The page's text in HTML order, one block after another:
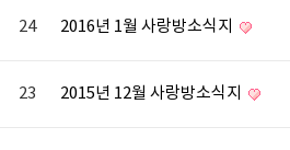
24 2016년 1월 사랑방소식지
23 2015년 12월 사랑방소식지